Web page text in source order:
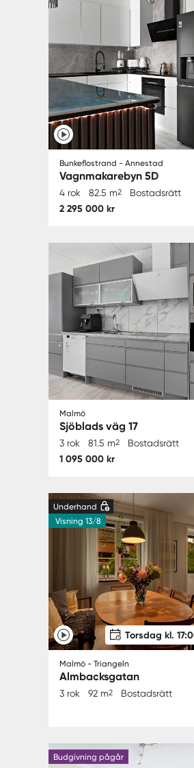
Bunkeflostrand - Annestad
Vagnmakarebyn 5D
4 rok 82.5 m2 Bostadsrätt
2 295 000 kr
Malmö
Sjöblads väg 17
3 rok 81.5 m2 Bostadsrätt
1 095 000 kr
Underhand
Visning 13/8
Torsdag kl.
Malmö - Triangeln
Almbacksgatan
3 rok 92 m2 Bostadsrätt
Budgivning pågår